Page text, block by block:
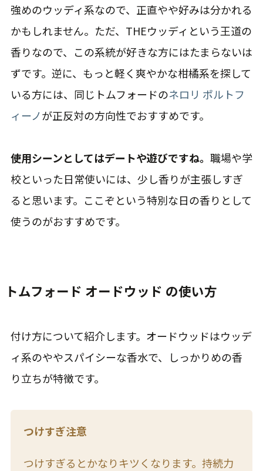
強めのウッディ系なので、正直やや好みは分かれる
かもしれません。ただ、THEウッディという王道の
香りなので、この系統が好きな方にはたまらないは
ずです。逆に、もっと軽く爽やかな柑橘系を探して
いる方には、同じトムフォードのネロリ ポルトフ
ィーノが正反対の方向性でおすすめです。
使用シーンとしてはデートや遊びですね。 職場や学
校といった日常使いには、少し香りが主張しすぎ
ると思います。ここぞという特別な日の香りとして
使うのがおすすめです。
トムフォード オードウッド の使い方
付け方について紹介します。オードウッドはウッデ
ィ系のややスパイシーな香水で、しっかりめの香
り立ちが特徴です。
つけすぎ注意
つけすぎるとかなりキツくなります。持続力